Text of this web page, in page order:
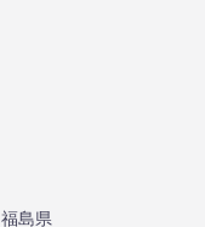
福島県